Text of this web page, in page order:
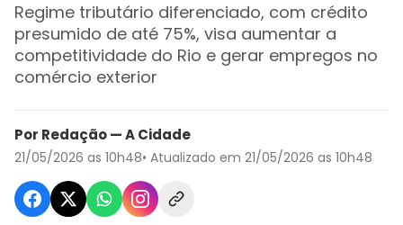
Regime tributário diferenciado, com crédito
presumido de até 75%, visa aumentar a
competitividade do Rio e gerar empregos no
comércio exterior
Por Redação — A Cidade
21/05/2026 as 10h48• Atualizado em 21/05/2026 as 10h48